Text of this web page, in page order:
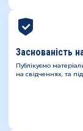
Заснованість
Публікуємо
на свідченнях, та